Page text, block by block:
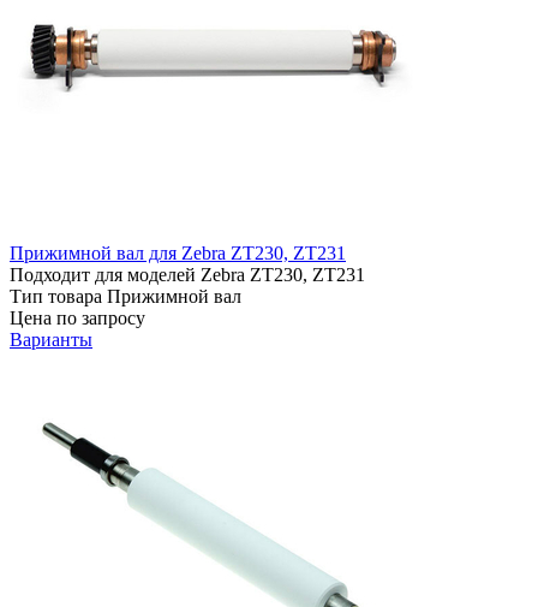
Прижимной вал для Zebra ZT230, ZT231
Подходит для моделей Zebra ZT230, ZT231
Тип товара Прижимной вал
Цена по запросу
Варианты